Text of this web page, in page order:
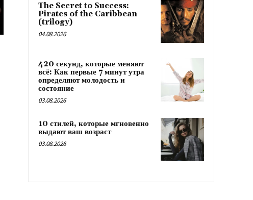
The Secret to Success:
Pirates of the Caribbean
(trilogy)
04.08.2026
420 секунд, которые меняют
всё: Как первые 7 минут утра
определяют молодость и
состояние
03.08.2026
10 стилей, которые мгновенно
выдают ваш возраст
03.08.2026